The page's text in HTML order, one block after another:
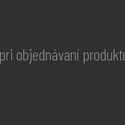
objednávaní